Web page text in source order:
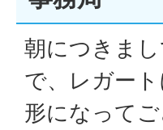
朝につきま
で、レガー
形になって